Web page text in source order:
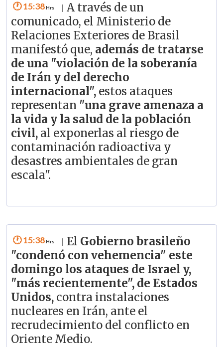
15:38
A través de un
comunicado, el Ministerio de
Relaciones Exteriores de Brasil
manifestó que, además de tratarse
de una "violación de la soberanía
de Irán y del derecho
internacional", estos ataques
representan "una grave amenaza a
la vida y la salud de la población
civil,al exponerlas al riesgo de
contaminación radioactiva y
desastres ambientales de gran
escala".
15:38 El Gobierno brasileño
"condenó con vehemencia" este
domingo los ataques de Israel y,
"más recientemente", de Estados
Unidos,contra instalaciones
nucleares en Irán, ante el
recrudecimiento del conflicto en
Oriente Medio.